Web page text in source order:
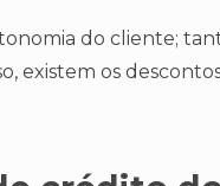
do cliente;
existem os